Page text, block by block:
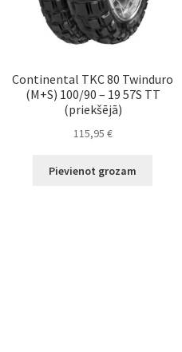
Continental TKC 80 Twinduro
(M+S) 100/90 – 19 57S TT
(priekšējā)
115,95 €
Pievienot grozam